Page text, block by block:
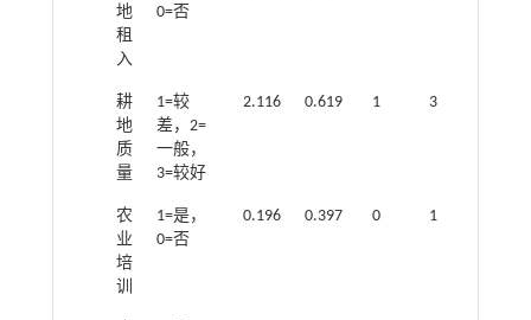
地
租
入
0=否
耕
地
质
量
1=较
差，2=
一般，
3=较好
2.116 0.619 1 3
农
业
培
训
1=是，
0=否
0.196 0.397 0 1